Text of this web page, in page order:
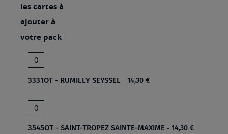
gallery
les cartes à
ajouter à
votre pack
3331OT - RUMILLY SEYSSEL 14,30 €
3545OT - SAINT-TROPEZ SAINTE-MAXIME 14,30 €